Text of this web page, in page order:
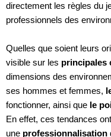
directement les règles du
professionnels des
Quelles que soient leurs
visible sur les principales
dimensions des
ses hommes et femmes,
fonctionner, ainsi que le
En effet, ces tendances
une professionnalisation